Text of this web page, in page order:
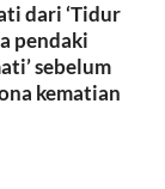
dari ‘Tidur
pendaki
sebelum
kematian